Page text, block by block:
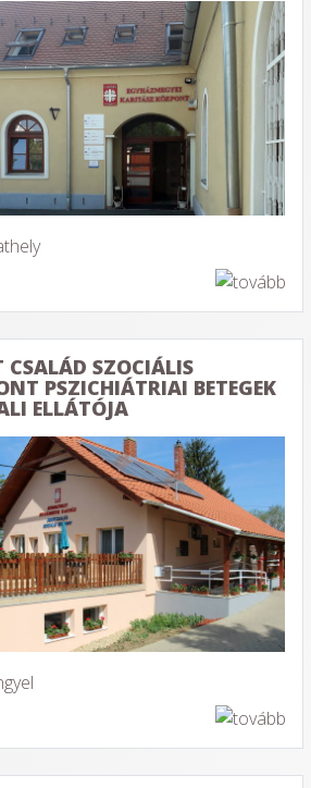
CSALÁD SZOCIÁLIS
PSZICHIÁTRIAI BETEGEK
ELLÁTÓJA